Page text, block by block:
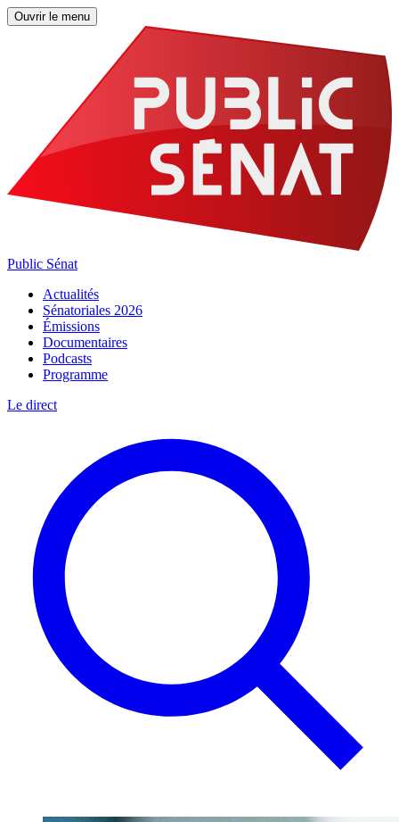
Ouvrir le menu
Public Sénat
Actualités
Sénatoriales 2026
Émissions
Documentaires
Podcasts
Programme
Le direct